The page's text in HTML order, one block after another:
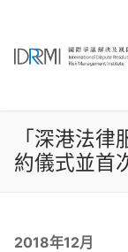
content
「深港法
約儀式並首
2018年12月